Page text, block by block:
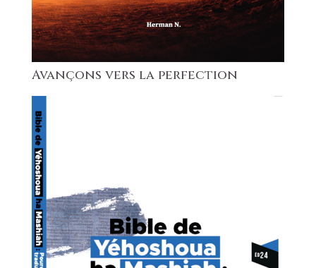
Avançons vers la perfection